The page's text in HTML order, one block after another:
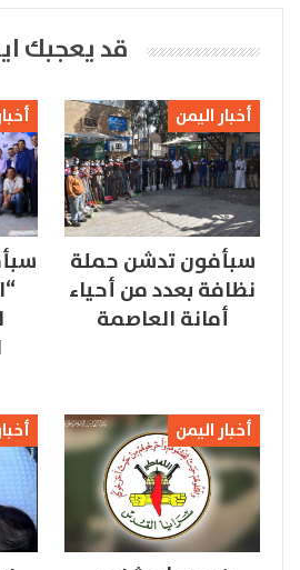
قد يعجبك
أخبار اليمن
سبأفون تدشن حملة
نظافة بعدد من أحياء
أمانة العاصمة
أخبار اليمن